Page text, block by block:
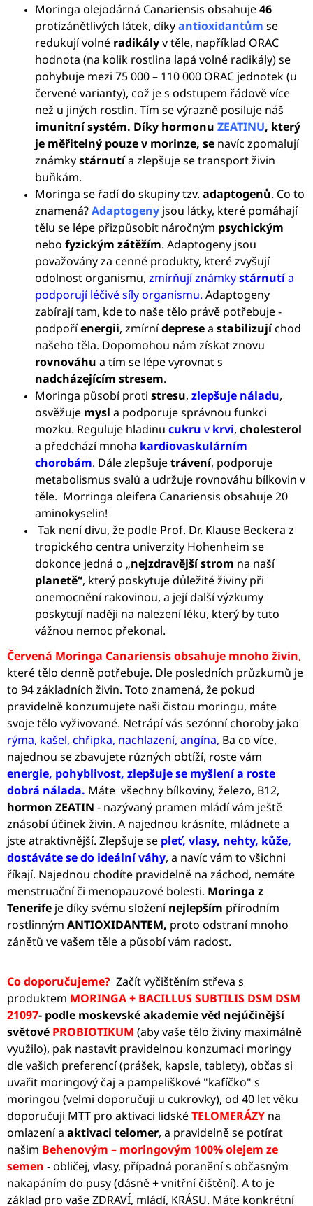
Moringa olejodárná Canariensis obsahuje46
protizánětlivých látek, díkyantioxidantům se
redukují volné radikályv těle, například ORAC
hodnota (na kolik rostlina lapá volné radikály) se
pohybuje mezi 75 000 – 110 000 ORAC jednotek (u
červené varianty), což je s odstupem řádově více
než u jiných rostlin. Tím se výrazně posiluje náš
imunitnísystém. Díky hormonu ZEATINU, který
je měřitelný pouze v morinze, se navíc zpomalují
známkystárnutía zlepšuje se transport živin
buňkám.
Moringa se řadí do skupiny tzv. adaptogenů. Co to
znamená?Adaptogeny jsou látky, které pomáhají
tělu se lépe přizpůsobit náročným psychickým
nebo fyzickým zátěžím. Adaptogeny jsou
považovány za cenné produkty, které zvyšují
odolnost organismu, zmírňují známkystárnutía
podporují léčivé síly organismu. Adaptogeny
zabírají tam, kde to naše tělo právě potřebuje -
podpoříenergii, zmírnídepresea stabilizujíchod
našeho těla. Dopomohou nám získat znovu
rovnováhu a tím se lépe vyrovnat s
nadcházejícím stresem.
Moringa působí proti stresu, zlepšuje náladu,
osvěžuje mysl a podporuje správnou funkci
mozku. Reguluje hladinu cukru v krvi, cholesterol
a předchází mnoha kardiovaskulárním
chorobám. Dále zlepšujetrávení, podporuje
metabolismus svalů a udržuje rovnováhu bílkovin v
těle. Morringa oleifera Canariensis obsahuje 20
aminokyselin!
Tak není divu, že podle Prof. Dr. Klause Beckera z
tropického centra univerzity Hohenheim se
dokonce jedná o „nejzdravějšístrom na naší
planetě“, který poskytuje důležité živiny při
onemocnění rakovinou, a její další výzkumy
poskytují naději na nalezení léku, který by tuto
vážnou nemoc překonal.
Červená Moringa Canariensis obsahuje mnoho živin,
které tělo denně potřebuje. Dle posledních průzkumů je
to 94 základních živin. Toto znamená, že pokud
pravidelně konzumujete naši čistou moringu, máte
svoje tělo vyživované. Netrápí vás sezónní choroby jako
rýma, kašel, chřipka, nachlazení, angína, Ba co více,
najednou se zbavujete různých obtíží, roste vám
energie, pohyblivost, zlepšuje se myšlení a roste
dobrá nálada. Máte všechny bílkoviny, železo, B12,
hormon ZEATIN - nazývaný pramen mládí vám ještě
znásobí účinek živin. A najednou krásníte, mládnete a
jste atraktivnější. Zlepšuje se pleť, vlasy, nehty, kůže,
dostáváte se do ideální váhy, a navíc vám to všichni
říkají. Najednou chodíte pravidelně na záchod, nemáte
menstruační či menopauzové bolesti. Moringa z
Tenerife je díky svému složenínejlepším přírodním
rostlinným ANTIOXIDANTEM, proto odstraní mnoho
zánětů ve vašem těle a působí vám radost.
Co doporučujeme? Začít vyčištěním střeva s
produktem MORINGA + BACILLUS SUBTILIS DSM DSM
21097- podle moskevské akademie věd nejúčinější
světové PROBIOTIKUM (aby vaše tělo živiny maximálně
využilo), pak nastavit pravidelnou konzumaci moringy
dle vašich preferencí (prášek, kapsle, tablety), občas si
uvařit moringový čaj a pampeliškové "kafíčko" s
moringou (velmi doporučuji u cukrovky), od 40 let věku
doporučuji MTT pro aktivaci lidskéTELOMERÁZY na
omlazení a aktivaci telomer, a pravidelně se potírat
našim Behenovým – moringovým 100% olejem ze
semen - obličej, vlasy, případná poranění s občasným
nakapáním do pusy (dásně + vnitřní čištění). A to je
základ pro vaše ZDRAVÍ, mládí, KRÁSU. Máte konkrétní